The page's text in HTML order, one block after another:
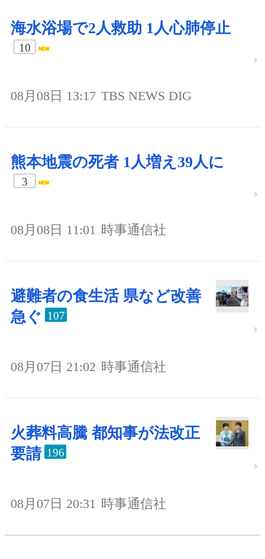
海水浴場で2人救助 1人心肺停止
10
08月08日 13:17 TBS NEWS DIG
熊本地震の死者 1人増え39人に
3
08月08日 11:01 時事通信社
避難者の食生活 県など改善
急ぐ 107
08月07日 21:02 時事通信社
火葬料高騰 都知事が法改正
要請 196
08月07日 20:31 時事通信社